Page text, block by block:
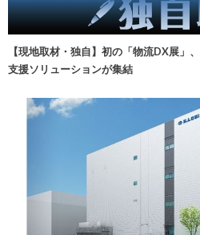
【現地取材・独自】初の「物流DX展」
支援ソリューションが集結